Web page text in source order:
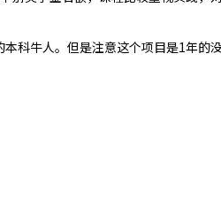
科牛人。但是注意这个项目是1年的